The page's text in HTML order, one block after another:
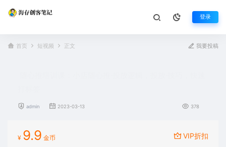
登录
首页 短视频 正文 我要投稿
admin 2023-03-13 378
¥ 9.9 金币 VIP折扣